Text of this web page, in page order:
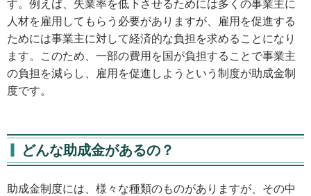
す。例えば、失業率を低下させるためには多くの事業主に
人材を雇用してもらう必要がありますが、雇用を促進する
ためには事業主に対して経済的な負担を求めることになり
ます。このため、一部の費用を国が負担することで事業主
の負担を減らし、雇用を促進しようという制度が助成金制
度です。
どんな助成金があるの？
助成金制度には、様々な種類のものがありますが、その中